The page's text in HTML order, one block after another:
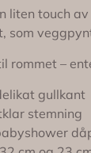
liten touch
som
rommet –
gullkant
stemning